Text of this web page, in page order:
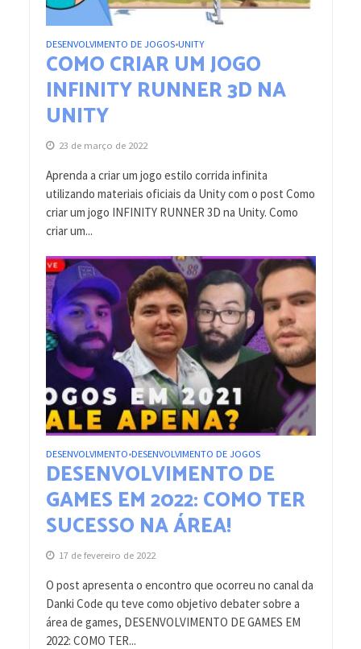
DESENVOLVIMENTO DE JOGOS•UNITY
COMO CRIAR UM JOGO
INFINITY RUNNER 3D NA
UNITY
23 de março de 2022
Aprenda a criar um jogo estilo corrida infinita
utilizando materiais oficiais da Unity com o post Como
criar um jogo INFINITY RUNNER 3D na Unity. Como
criar um...
DESENVOLVIMENTO•DESENVOLVIMENTO DE JOGOS
DESENVOLVIMENTO DE
GAMES EM 2022: COMO TER
SUCESSO NA ÁREA!
17 de fevereiro de 2022
O post apresenta o encontro que ocorreu no canal da
Danki Code qu teve como objetivo debater sobre a
área de games, DESENVOLVIMENTO DE GAMES EM
2022: COMO TER...